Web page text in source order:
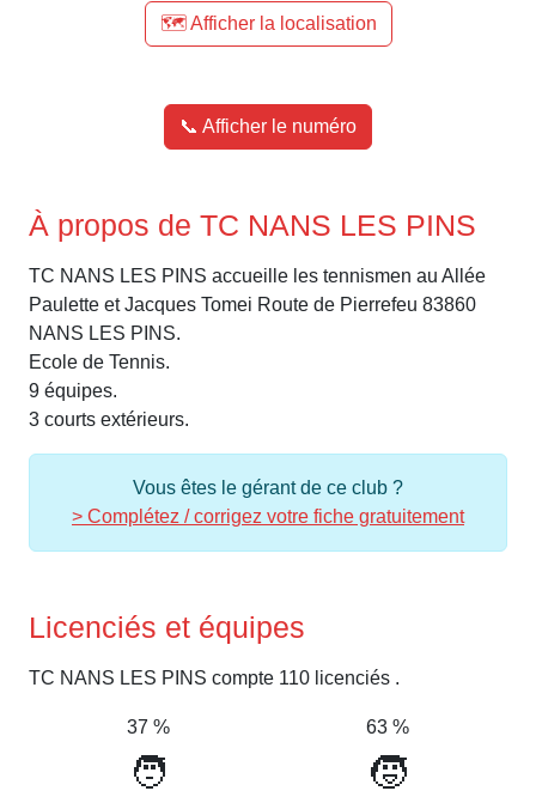
🗺️ Afficher la localisation
📞 Afficher le numéro
À propos de TC NANS LES PINS
TC NANS LES PINS accueille les tennismen au Allée
Paulette et Jacques Tomei Route de Pierrefeu 83860
NANS LES PINS.
Ecole de Tennis.
9 équipes.
3 courts extérieurs.
Vous êtes le gérant de ce club ?
> Complétez / corrigez votre fiche gratuitement
Licenciés et équipes
TC NANS LES PINS compte 110 licenciés .
37 % 63 %
🧑 🧒